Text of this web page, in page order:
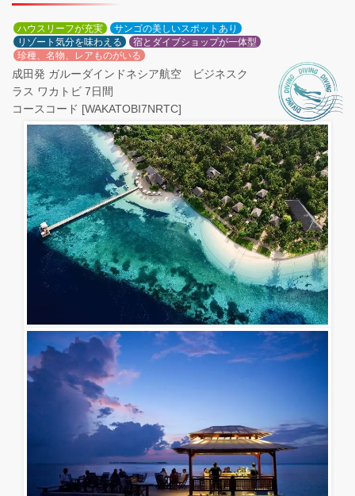
ハウスリーフが充実
サンゴの美しいスポットあり
リゾート気分を味わえる
宿とダイブショップが一体型
珍種、名物、レアものがいる
成田発 ガルーダインドネシア航空 ビジネスク
ラス ワカトビ 7日間
コースコード [WAKATOBI7NRTC]